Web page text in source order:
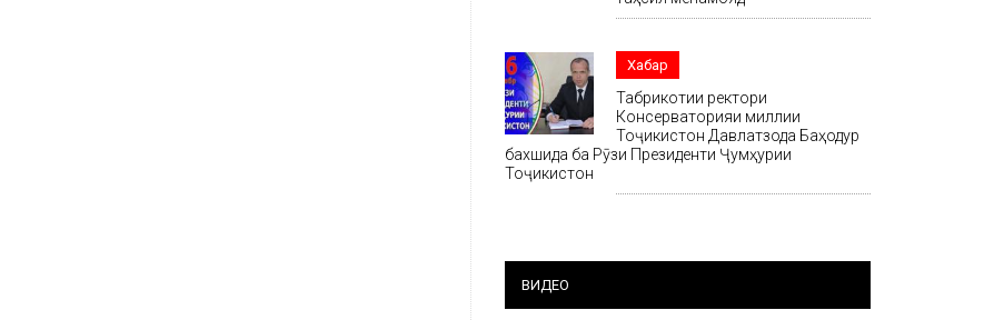
Хабар
Табрикотии ректори
Консерваторияи миллии
Тоҷикистон Давлатзода Баҳодур
бахшида ба Рӯзи Президенти Ҷумҳурии
Тоҷикистон
ВИДЕО